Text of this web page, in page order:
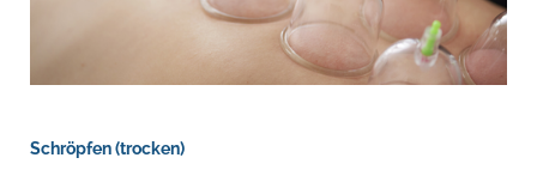
Schröpfen (trocken)